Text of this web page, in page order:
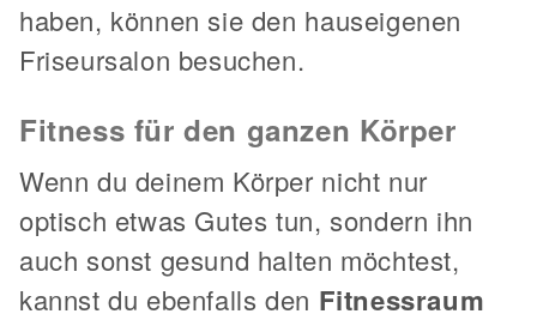
haben, können sie den hauseigenen
Friseursalon besuchen.
Fitness für den ganzen Körper
Wenn du deinem Körper nicht nur
optisch etwas Gutes tun, sondern ihn
auch sonst gesund halten möchtest,
kannst du ebenfalls den Fitnessraum